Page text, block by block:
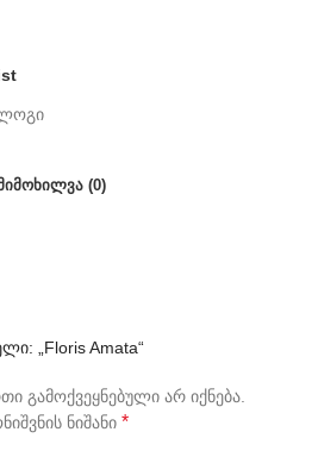
(0)
„Floris Amata“
გამოქვეყნებული არ იქნება.
ნიშანი *